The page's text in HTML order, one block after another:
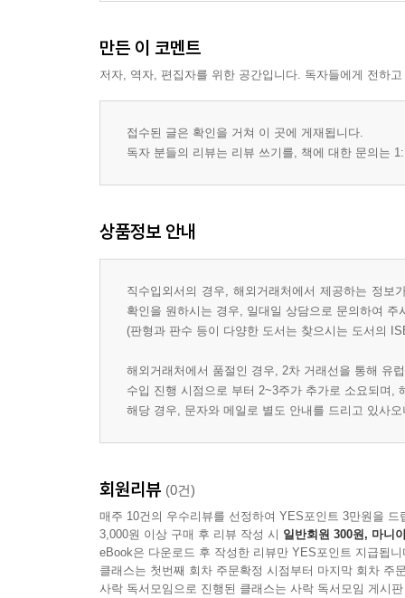
만든 이 코멘트
저자, 역자, 편집자를 위한 공간입니다. 독자들에게 전하
접수된 글은 확인을 거쳐 이 곳에 게재됩니다.
독자 분들의 리뷰는 리뷰 쓰기를, 책에 대한 문의는
상품정보 안내
직수입외서의 경우, 해외거래처에서 제공하는 정
확인을 원하시는 경우, 일대일 상담으로 문의하여 주
(판형과 판수 등이 다양한 도서는 찾으시는 도서의
해외거래처에서 품절인 경우, 2차 거래선을 통해 유
수입 진행 시점으로 부터 2~3주가 추가로 소요되며,
해당 경우, 문자와 메일로 별도 안내를 드리고 있사
회원리뷰 (0건)
매주 10건의 우수리뷰를 선정하여 YES포인트 3만원을 드
3,000원 이상 구매 후 리뷰 작성 시 일반회원 300원, 마니
eBook은 다운로드 후 작성한 리뷰만 YES포인트 지급됩니
클래스는 첫번째 회차 주문확정 시점부터 마지막 회차 주
사락 독서모임으로 진행된 클래스는 사락 독서모임 게시